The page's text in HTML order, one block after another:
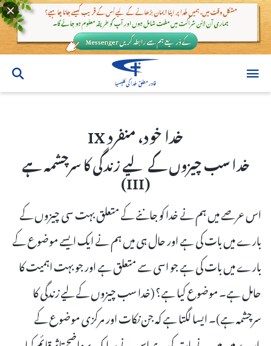
خدا خود، منفرد IX
خدا خود، منفرد IX
خدا سب چیزوں کے لیے زندگی کا سرچشمہ ہے
(III)
اس عرصے میں ہم نے خدا کو جاننے کے متعلق بہت سی چیزوں کے
بارے میں بات کی ہے اور حال ہی میں ہم نے ایک ایسے موضوع کے
بارے میں بات کی ہے جو اسی سے متعلق ہے اور جو بہت اہمیت کا
حامل ہے۔ موضوع کیا ہے؟ (خدا سب چیزوں کے لیے زندگی کا
سرچشمہ ہے)۔ ایسا لگتا ہے کہ جن نکات اور مرکزی موضوع کے